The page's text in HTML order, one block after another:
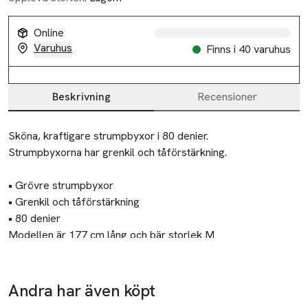
Online
Varuhus
Finns i 40 varuhus
Beskrivning Recensioner
Beskrivning
Sköna, kraftigare strumpbyxor i 80 denier.
Strumpbyxorna har grenkil och tåförstärkning.
• Grövre strumpbyxor
• Grenkil och tåförstärkning
• 80 denier
Modellen är 177 cm lång och bär storlek M
Dalagatan 100
Andra har även köpt
Ta 3 betala för
Ta 3 betala för